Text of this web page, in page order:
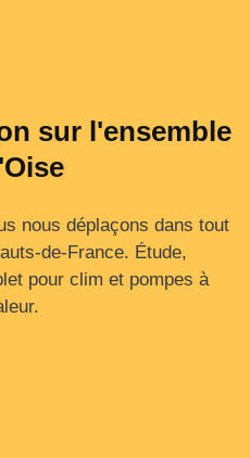
sur l'ensemble
nous déplaçons dans tout
Étude,
pour clim et pompes à